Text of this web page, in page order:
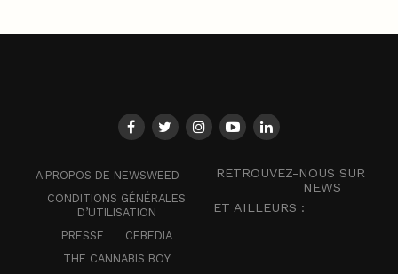
A PROPOS DE NEWSWEED
CONDITIONS GÉNÉRALES
D’UTILISATION
PRESSE
CEBEDIA
THE CANNABIS BOY
RETROUVEZ-NOUS SUR
NEWS
ET AILLEURS :